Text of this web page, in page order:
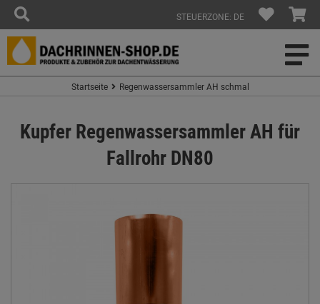
STEUERZONE: DE
Startseite Regenwassersammler AH schmal
Kupfer Regenwassersammler AH für
Fallrohr DN80